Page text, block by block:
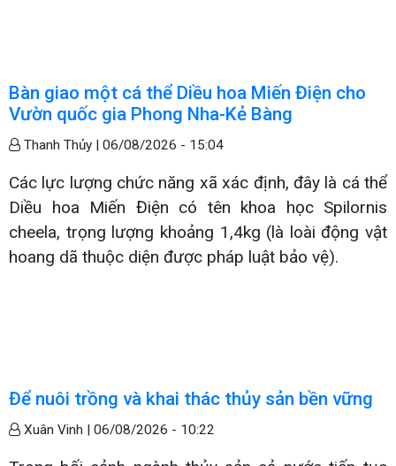
Bàn giao một cá thể Diều hoa Miến Điện cho
Vườn quốc gia Phong Nha-Kẻ Bàng
Thanh Thủy | 06/08/2026 - 15:04
Các lực lượng chức năng xã xác định, đây là cá thể
Diều hoa Miến Điện có tên khoa học Spilornis
cheela, trọng lượng khoảng 1,4kg (là loài động vật
hoang dã thuộc diện được pháp luật bảo vệ).
Để nuôi trồng và khai thác thủy sản bền vững
Xuân Vinh | 06/08/2026 - 10:22